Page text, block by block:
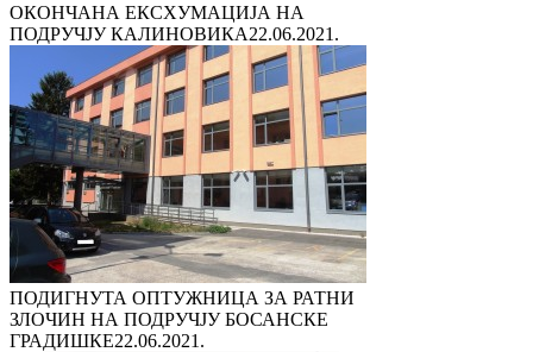
ОКОНЧАНА ЕКСХУМАЦИЈА НА
ПОДРУЧЈУ КАЛИНОВИКА22.06.2021.
ПОДИГНУТА ОПТУЖНИЦА ЗА РАТНИ
ЗЛОЧИН НА ПОДРУЧЈУ БОСАНСКЕ
ГРАДИШКЕ22.06.2021.